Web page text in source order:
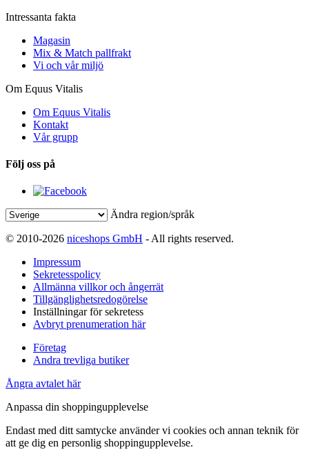
Intressanta fakta
Magasin
Mix & Match pallfrakt
Vi och vår miljö
Om Equus Vitalis
Om Equus Vitalis
Kontakt
Vår grupp
Följ oss på
Ändra region/språk
© 2010-2026 niceshops GmbH - All rights reserved.
Impressum
Sekretesspolicy
Allmänna villkor och ångerrät
Tillgänglighetsredogörelse
Inställningar för sekretess
Avbryt prenumeration här
Företag
Andra trevliga butiker
Ångra avtalet här
Anpassa din shoppingupplevelse
Endast med ditt samtycke använder vi cookies och annan teknik för
att ge dig en personlig shoppingupplevelse.